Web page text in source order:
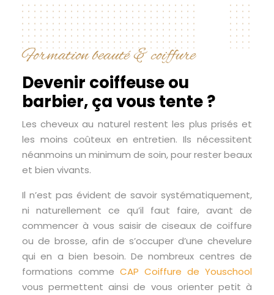
Formation beauté & coiffure
Devenir coiffeuse ou
barbier, ça vous tente ?
Les cheveux au naturel restent les plus prisés et
les moins coûteux en entretien. Ils nécessitent
néanmoins un minimum de soin, pour rester beaux
et bien vivants.
Il n’est pas évident de savoir systématiquement,
ni naturellement ce qu’il faut faire, avant de
commencer à vous saisir de ciseaux de coiffure
ou de brosse, afin de s’occuper d’une chevelure
qui en a bien besoin. De nombreux centres de
formations comme CAP Coiffure de Youschool
vous permettent ainsi de vous orienter petit à